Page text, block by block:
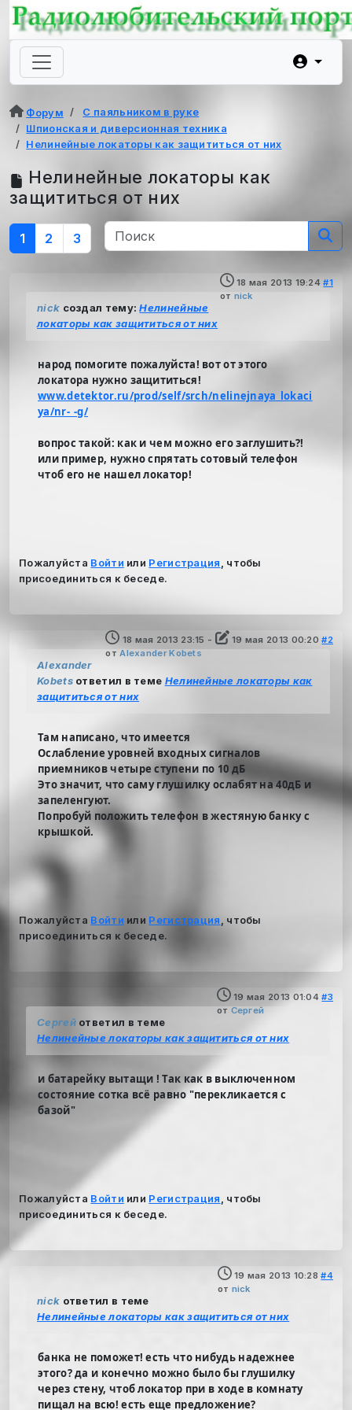
Форум
С паяльником в руке
Шпионская и диверсионная техника
Нелинейные локаторы как защититься от них
Нелинейные локаторы как
защититься от них
1 2 3
18 мая 2013 19:24 #1
от nick
nick создал тему:Нелинейные
локаторы как защититься от них
народ помогите пожалуйста! вот от этого
локатора нужно защититься!
www.detektor.ru/prod/self/srch/nelinejnaya_lokaci
ya/nr-_-g/
вопрос такой: как и чем можно его заглушить?!
или пример, нужно спрятать сотовый телефон
чтоб его не нашел локатор!
Пожалуйста Войти или Регистрация
, чтобы
присоединиться к беседе.
18 мая 2013 23:15 - 19 мая 2013 00:20 #2
отAlexander Kobets
Alexander
Kobetsответил в теме Нелинейные локаторы как
защититься от них
Там написано, что имеется
Ослабление уровней входных сигналов
приемников четыре ступени по 10 дБ
Это значит, что саму глушилку ослабят на 40дБ и
запеленгуют.
Попробуй положить телефон в жестяную банку с
крышкой.
Пожалуйста Войти или Регистрация
, чтобы
присоединиться к беседе.
19 мая 2013 01:04 #3
от Cергей
Cергейответил в теме
Нелинейные локаторы как защититься от них
и батарейку вытащи ! Так как в выключенном
состояние сотка всё равно "перекликается с
базой"
Пожалуйста Войти или Регистрация
, чтобы
присоединиться к беседе.
19 мая 2013 10:28 #4
от nick
nick ответил в теме
Нелинейные локаторы как защититься от них
банка не поможет! есть что нибудь надежнее
этого? да и конечно можно было бы глушилку
через стену, чтоб локатор при в ходе в комнату
пищал на всю! есть еще предложение?